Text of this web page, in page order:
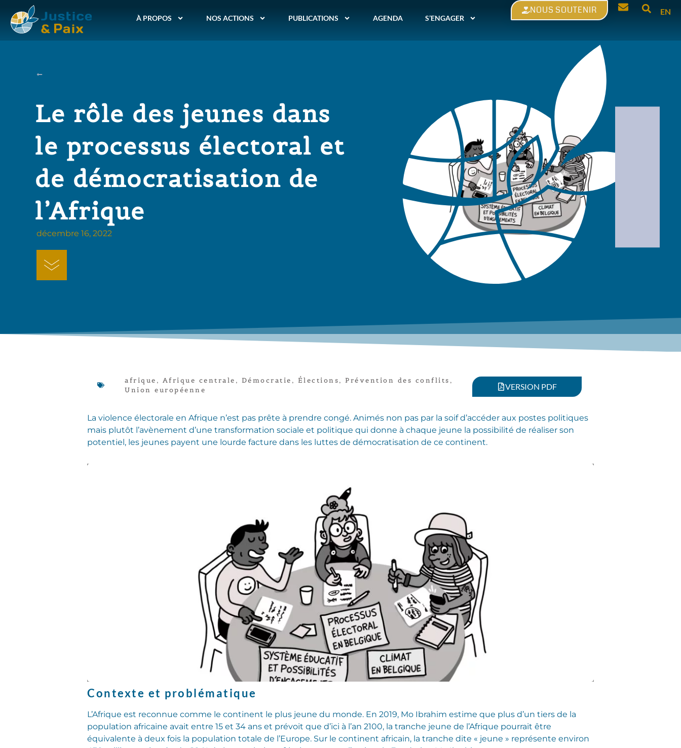
À PROPOS NOS ACTIONS PUBLICATIONS AGENDA S’ENGAGER
NOUS SOUTENIR EN
Le rôle des jeunes dans
le processus électoral et
de démocratisation de
l’Afrique
décembre 16, 2022
afrique , Afrique centrale , Démocratie , Élections, Prévention des conflits ,
Union européenne
VERSION PDF
La violence électorale en Afrique n’est pas prête à prendre congé. Animés non pas par la soif d’accéder aux postes politiques
mais plutôt l’avènement d’une transformation sociale et politique qui donne à chaque jeune la possibilité de réaliser son
potentiel, les jeunes payent une lourde facture dans les luttes de démocratisation de ce continent.
Contexte et problématique
L’Afrique est reconnue comme le continent le plus jeune du monde. En 2019, Mo Ibrahim estime que plus d’un tiers de la
population africaine avait entre 15 et 34 ans et prévoit que d’ici à l’an 2100, la tranche jeune de l’Afrique pourrait être
équivalente à deux fois la population totale de l’Europe. Sur le continent africain, la tranche dite « jeune » représente environ